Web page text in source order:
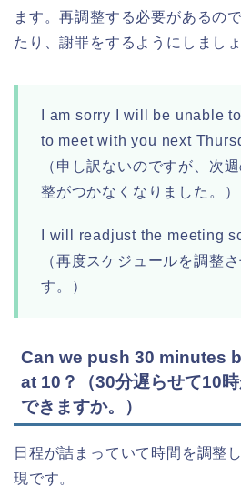
ます。再調整する必要があるの
たり、謝罪をするようにしましょ
I am sorry I will be unable
to meet with you next
（申し訳ないのですが、次
整がつかなくなりました。）
I will readjust the meeting
（再度スケジュールを調整
す。）
Can we push 30 minutes
at 10？（30分遅らせて10
できますか。）
日程が詰まっていて時間を調整
現です。